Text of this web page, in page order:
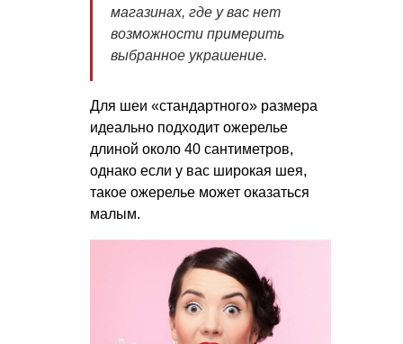
магазинах, где у вас нет
возможности примерить
выбранное украшение.
Для шеи «стандартного» размера
идеально подходит ожерелье
длиной около 40 сантиметров,
однако если у вас широкая шея,
такое ожерелье может оказаться
малым.